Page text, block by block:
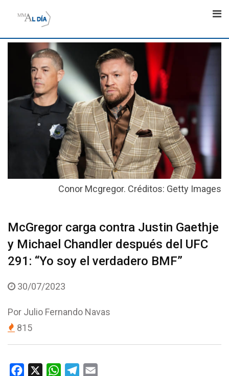
Conor Mcgregor. Créditos: Getty Images
McGregor carga contra Justin Gaethje
y Michael Chandler después del UFC
291: “Yo soy el verdadero BMF”
30/07/2023
Por Julio Fernando Navas
815
W